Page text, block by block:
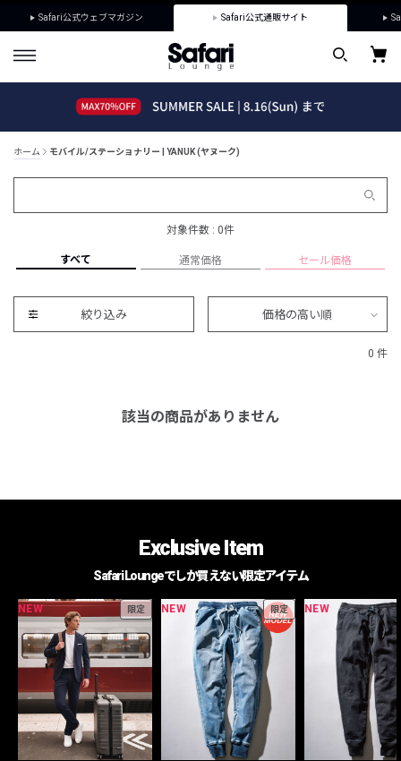
Safari公式ウェブマガジン Safari公式通販サイト
ホーム モバイル/ステーショナリー | YANUK (ヤヌーク)
対象件数 : 0件
すべて 通常価格 セール価格
絞り込み 価格の高い順
0 件
該当の商品がありません
Exclusive Item
Safari Loungeでしか買えない限定アイテム
NEW 限定 NEW 限定 NEW